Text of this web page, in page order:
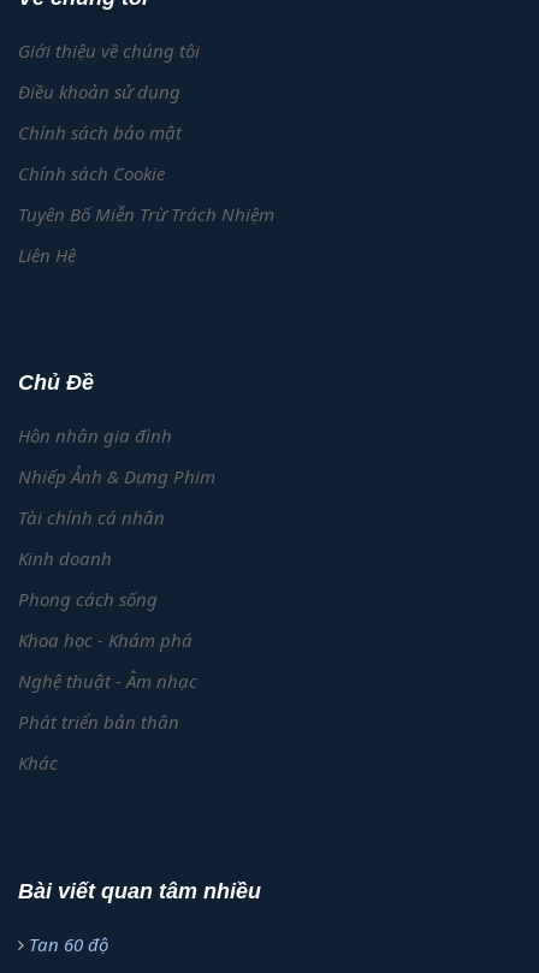
Giới thiệu về chúng tôi
Điều khoản sử dụng
Chính sách bảo mật
Chính sách Cookie
Tuyên Bố Miễn Trừ Trách Nhiệm
Liên Hệ
Chủ Đề
Hôn nhân gia đình
Nhiếp Ảnh & Dựng Phim
Tài chính cá nhân
Kinh doanh
Phong cách sống
Khoa học - Khám phá
Nghệ thuật - Âm nhạc
Phát triển bản thân
Khác
Bài viết quan tâm nhiều
Tan 60 độ